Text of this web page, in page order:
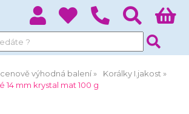
výhodná balení
Korálky I.jakost
14 mm krystal mat 100 g